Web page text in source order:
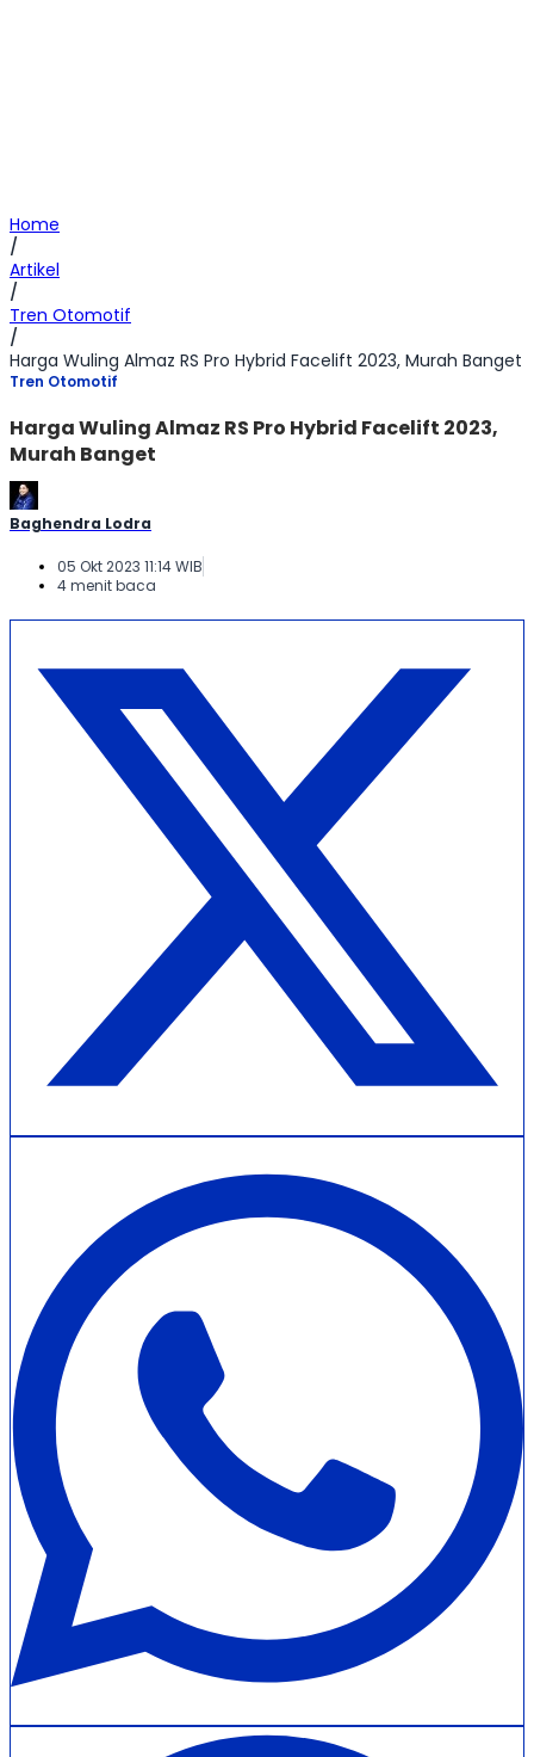
Home
/
Artikel
/
Tren Otomotif
/
Harga Wuling Almaz RS Pro Hybrid Facelift 2023, Murah Banget
Tren Otomotif
Harga Wuling Almaz RS Pro Hybrid Facelift 2023,
Murah Banget
Baghendra Lodra
05 Okt 2023 11:14 WIB
4 menit baca